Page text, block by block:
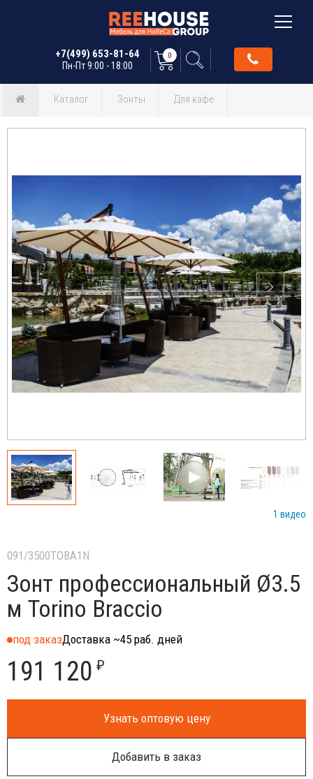
+7(499) 653-81-64
Пн-Пт 9:00 - 18:00
0
Каталог Зонты Для кафе
1 видео
091/3500TOBA1N
Зонт профессиональный Ø3.5
м Torino Braccio
под заказДоставка ~45 раб. дней
191 120 ₽
Узнать оптовую цену
Добавить в заказ